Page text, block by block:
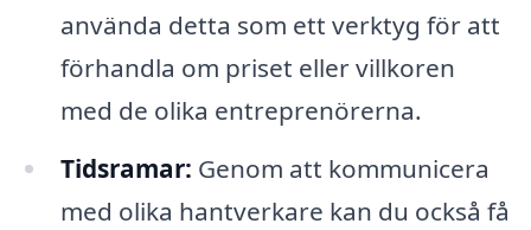
använda detta som ett verktyg för att
förhandla om priset eller villkoren
med de olika entreprenörerna.
Tidsramar: Genom att kommunicera
med olika hantverkare kan du också få